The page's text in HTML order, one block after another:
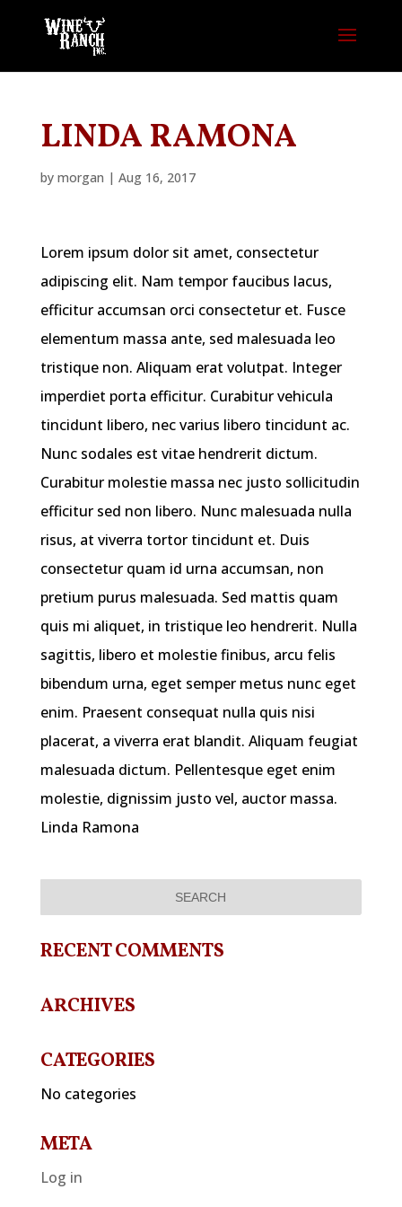
LINDA RAMONA
by morgan | Aug 16, 2017
Lorem ipsum dolor sit amet, consectetur
adipiscing elit. Nam tempor faucibus lacus,
efficitur accumsan orci consectetur et. Fusce
elementum massa ante, sed malesuada leo
tristique non. Aliquam erat volutpat. Integer
imperdiet porta efficitur. Curabitur vehicula
tincidunt libero, nec varius libero tincidunt ac.
Nunc sodales est vitae hendrerit dictum.
Curabitur molestie massa nec justo sollicitudin
efficitur sed non libero. Nunc malesuada nulla
risus, at viverra tortor tincidunt et. Duis
consectetur quam id urna accumsan, non
pretium purus malesuada. Sed mattis quam
quis mi aliquet, in tristique leo hendrerit. Nulla
sagittis, libero et molestie finibus, arcu felis
bibendum urna, eget semper metus nunc eget
enim. Praesent consequat nulla quis nisi
placerat, a viverra erat blandit. Aliquam feugiat
malesuada dictum. Pellentesque eget enim
molestie, dignissim justo vel, auctor massa.
Linda Ramona
RECENT COMMENTS
ARCHIVES
CATEGORIES
No categories
META
Log in